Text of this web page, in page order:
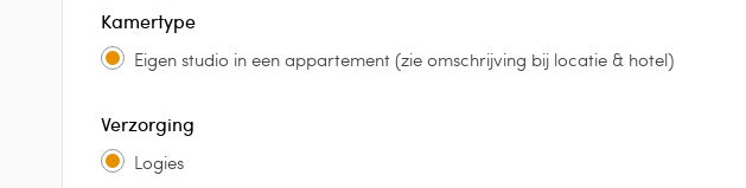
Kamertype
Eigen studio in een appartement (zie omschrijving bij locatie & hotel)
Verzorging
Logies